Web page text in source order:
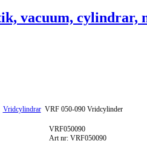
Vridcylindrar VRF 050-090 Vridcylinder
VRF050090
Art nr: VRF050090